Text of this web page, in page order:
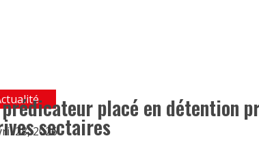
placé en détention
sectaires
28, 2026